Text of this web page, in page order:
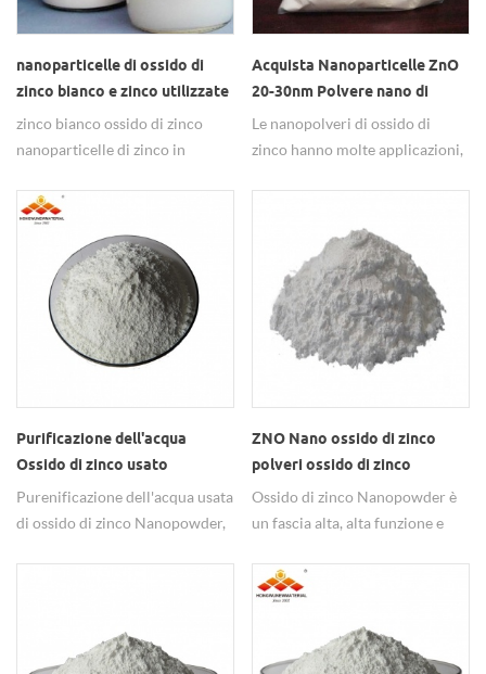
mangimi, ecc. Per qualsiasi
esigenza non esitate a
contattarci.
nanoparticelle di ossido di
zinco bianco e zinco utilizzate
nella pittura
zinco bianco ossido di zinco
nanoparticelle di zinco in
nm con purezza del 99,8%.
Acquista Nanoparticelle ZnO
20-30nm Polvere nano di
ossido di zinco utilizzata per
l'agente colorante
Le nanopolveri di ossido di
zinco hanno molte applicazioni,
rivestimenti, ecc.
Purificazione dell'acqua
Ossido di zinco usato
Nanopowder Nano ZNO per il
trattamento delle acque
Purenificazione dell'acqua usata
di ossido di zinco Nanopowder,
maggiore, rendendo nano ZNO
ZNO Nano ossido di zinco
polveri ossido di zinco
nanoparticelle
Ossido di zinco Nanopowder è
un fascia alta, alta funzione e
Esibisce molte proprietà
speciali, come la non
migrazione, la fluorescenza, la
piezoelettricità, la capacità di